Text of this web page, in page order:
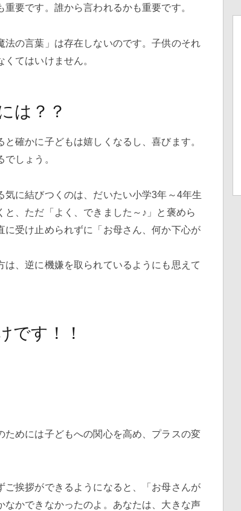
要です。誰から言われるかも重要です。
の言葉」は存在しないのです。子供のそれ
てはいけません。
は？？
確かに子どもは嬉しくなるし、喜びます。
しょう。
に結びつくのは、だいたい小学3年～4年生
、ただ「よく、できました～♪」と褒めら
受け止められずに「お母さん、何か下心が
、逆に機嫌を取られているようにも思えて
です！！
めには子どもへの関心を高め、プラスの変
挨拶ができるようになると、「お母さんが
かできなかったのよ。あなたは、大きな声